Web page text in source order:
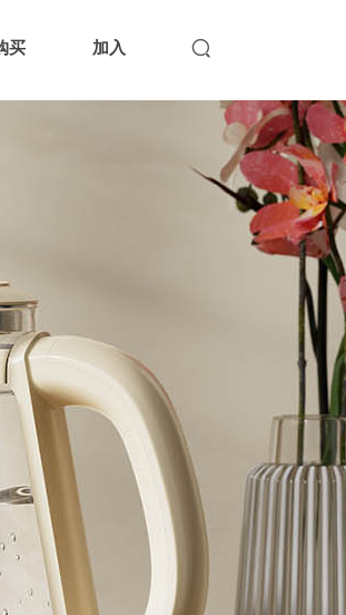
买 加入